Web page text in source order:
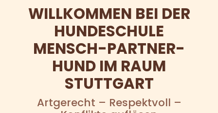
WILLKOMMEN BEI DER
HUNDESCHULE
MENSCH-PARTNER-
HUND IM RAUM
STUTTGART
Artgerecht – Respektvoll –